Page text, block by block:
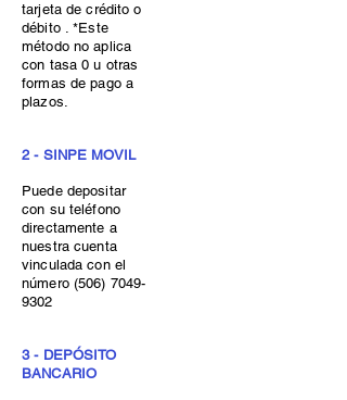
tarjeta de crédito o
débito . *Este
método no aplica
con tasa 0 u otras
formas de pago a
plazos.
2 - SINPE MOVIL
Puede depositar
con su teléfono
directamente a
nuestra cuenta
vinculada con el
número (506) 7049-
9302
3 - DEPÓSITO
BANCARIO